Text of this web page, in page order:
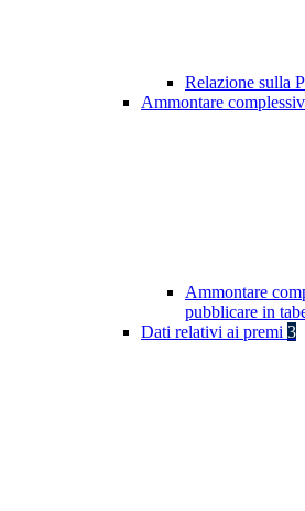
Relazione sulla
Ammontare
Ammontare
pubblicare in
Dati relativi ai premi 3